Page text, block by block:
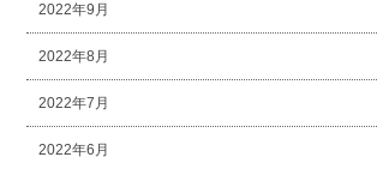
2022年9月
2022年8月
2022年7月
2022年6月